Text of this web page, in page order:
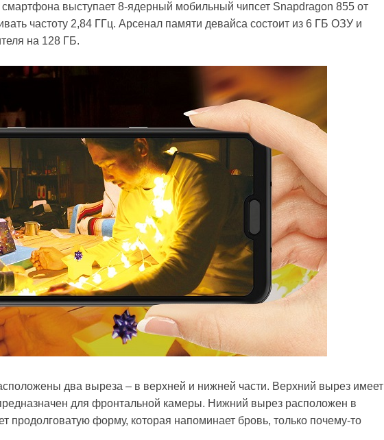
выступает 8-ядерный мобильный чипсет Snapdragon 855 от
частоту 2,84 ГГц. Арсенал памяти девайса состоит из 6 ГБ ОЗУ и
на 128 ГБ.
два выреза – в верхней и нижней части. Верхний вырез имеет
для фронтальной камеры. Нижний вырез расположен в
продолговатую форму, которая напоминает бровь, только почему-то